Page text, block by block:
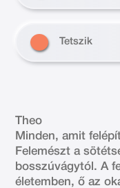
Tetszik
Theo
Minden, amit
Felemészt a
bosszúvágytól. A
életemben, ő az